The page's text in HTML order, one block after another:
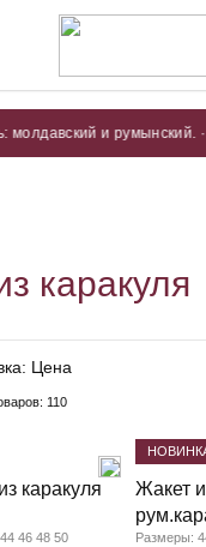
и румынский. · В
каракуля
Цена
110
каракуля
46 48 50
Жакет
Размеры: